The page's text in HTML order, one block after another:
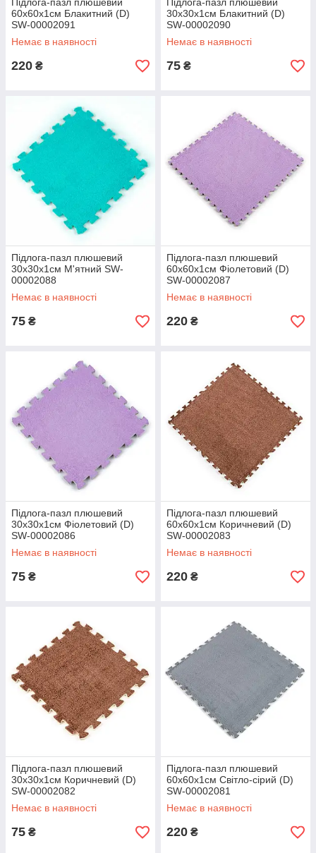
60х60х1см Блакитний (D)
SW-00002091
Немає в наявності
220 ₴
30х30х1см Блакитний (D)
SW-00002090
Немає в наявності
75 ₴
Підлога-пазл плюшевий
30х30х1см М'ятний SW-
00002088
Немає в наявності
75 ₴
Підлога-пазл плюшевий
60х60х1см Фіолетовий (D)
SW-00002087
Немає в наявності
220 ₴
Підлога-пазл плюшевий
30х30х1см Фіолетовий (D)
SW-00002086
Немає в наявності
75 ₴
Підлога-пазл плюшевий
60х60х1см Коричневий (D)
SW-00002083
Немає в наявності
220 ₴
Підлога-пазл плюшевий
30х30х1см Коричневий (D)
SW-00002082
Немає в наявності
75 ₴
Підлога-пазл плюшевий
60х60х1см Світло-сірий (D)
SW-00002081
Немає в наявності
220 ₴